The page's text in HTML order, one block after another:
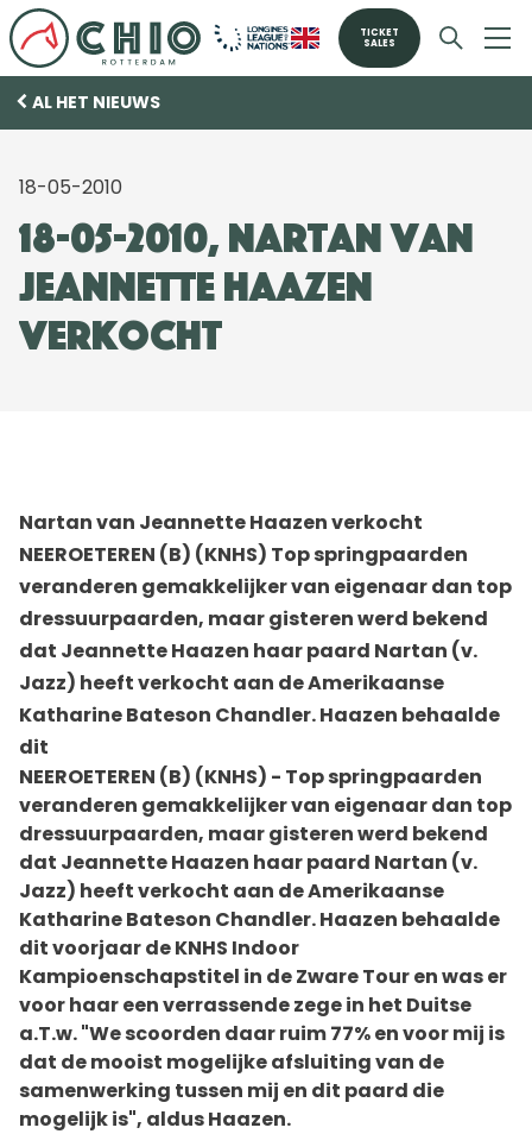
TICKET
SALES
AL HET NIEUWS
18-05-2010
18-05-2010, Nartan van
Jeannette Haazen
verkocht
Nartan van Jeannette Haazen verkocht
NEEROETEREN (B) (KNHS) Top springpaarden
veranderen gemakkelijker van eigenaar dan top
dressuurpaarden, maar gisteren werd bekend
dat Jeannette Haazen haar paard Nartan (v.
Jazz) heeft verkocht aan de Amerikaanse
Katharine Bateson Chandler. Haazen behaalde
dit
NEEROETEREN (B) (KNHS) - Top springpaarden
veranderen gemakkelijker van eigenaar dan top
dressuurpaarden, maar gisteren werd bekend
dat Jeannette Haazen haar paard Nartan (v.
Jazz) heeft verkocht aan de Amerikaanse
Katharine Bateson Chandler. Haazen behaalde
dit voorjaar de KNHS Indoor
Kampioenschapstitel in de Zware Tour en was er
voor haar een verrassende zege in het Duitse
a.T.w. "We scoorden daar ruim 77% en voor mij is
dat de mooist mogelijke afsluiting van de
samenwerking tussen mij en dit paard die
mogelijk is", aldus Haazen.